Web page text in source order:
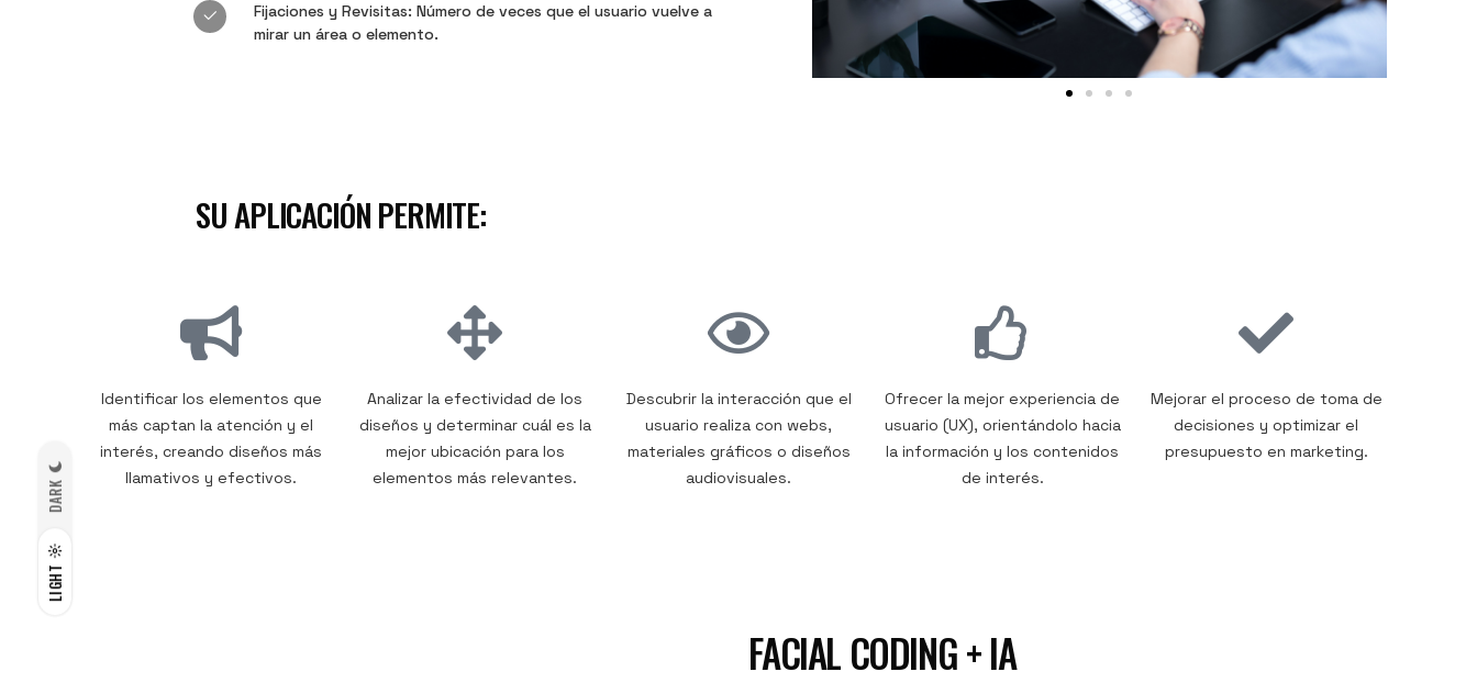
LIGHT
DARK
Fijaciones y Revisitas: Número de veces que el usuario vuelve a
mirar un área o elemento.
SU APLICACIÓN PERMITE:
Identificar los elementos que
más captan la atención y el
interés, creando diseños más
llamativos y efectivos.
Analizar la efectividad de los
diseños y determinar cuál es la
mejor ubicación para los
elementos más relevantes.
Descubrir la interacción que el
usuario realiza con webs,
materiales gráficos o diseños
audiovisuales.
Ofrecer la mejor experiencia de
usuario (UX), orientándolo hacia
la información y los contenidos
de interés.
Mejorar el proceso de toma de
decisiones y optimizar el
presupuesto en marketing.
FACIAL CODING + IA